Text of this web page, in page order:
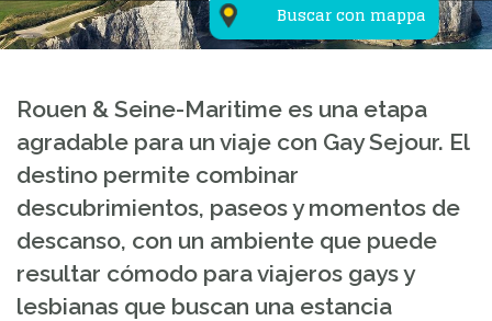
Buscar con mappa
Rouen & Seine-Maritime es una etapa
agradable para un viaje con Gay Sejour. El
destino permite combinar
descubrimientos, paseos y momentos de
descanso, con un ambiente que puede
resultar cómodo para viajeros gays y
lesbianas que buscan una estancia